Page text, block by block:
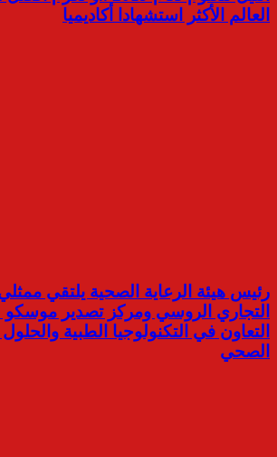
العالم الأكثر استشهادا أكاديميا
رئيس هيئة الرعاية الصحية يلتقي
التجاري الروسي ومركز تصدير موسكو
التعاون في التكنولوجيا الطبية والحلول
الصحي